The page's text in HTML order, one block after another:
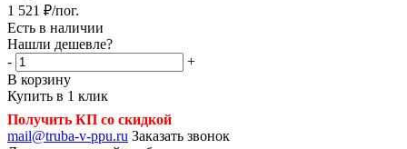
1 521 ₽/пог.
Есть в наличии
Нашли дешевле?
-
+
В корзину
Купить в 1 клик
Получить КП со скидкой
mail@truba-v-ppu.ru Заказать звонок